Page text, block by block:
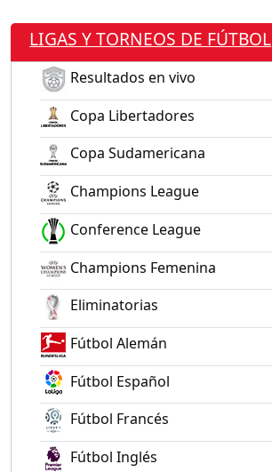
LIGAS Y TORNEOS DE FÚTBOL
Resultados en vivo
Copa Libertadores
Copa Sudamericana
Champions League
Conference League
Champions Femenina
Eliminatorias
Fútbol Alemán
Fútbol Español
Fútbol Francés
Fútbol Inglés